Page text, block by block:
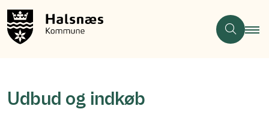
Udbud og indkøb